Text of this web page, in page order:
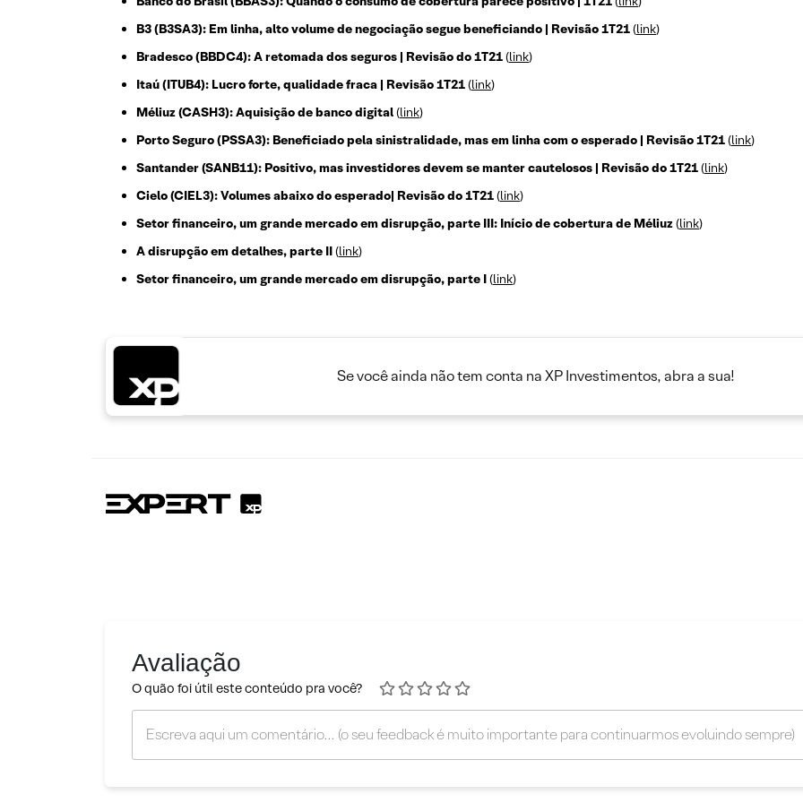
B3 (B3SA3): Em linha, alto volume de negociação segue beneficiando | Revisão 1T21(link)
Bradesco (BBDC4): A retomada dos seguros | Revisão do 1T21(link)
Itaú (ITUB4): Lucro forte, qualidade fraca | Revisão 1T21(link)
Méliuz (CASH3): Aquisição de banco digital(link)
Porto Seguro (PSSA3): Beneficiado pela sinistralidade, mas em linha com o esperado | Revisão 1T21(link)
Santander (SANB11): Positivo, mas investidores devem se manter cautelosos | Revisão do 1T21(link)
Cielo (CIEL3): Volumes abaixo do esperado| Revisão do 1T21(link)
Setor financeiro, um grande mercado em disrupção, parte III: Início de cobertura de Méliuz(link)
A disrupção em detalhes, parte II(link)
Setor financeiro, um grande mercado em disrupção, parte I(link)
Se você ainda não tem conta na XP Investimentos, abra a sua!
Avaliação
O quão foi útil este conteúdo pra você?